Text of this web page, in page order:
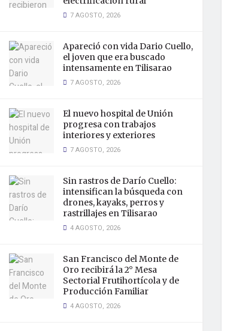
7 AGOSTO, 2026
Apareció con vida Dario Cuello,
el joven que era buscado
intensamente en Tilisarao
7 AGOSTO, 2026
El nuevo hospital de Unión
progresa con trabajos
interiores y exteriores
7 AGOSTO, 2026
Sin rastros de Darío Cuello:
intensifican la búsqueda con
drones, kayaks, perros y
rastrillajes en Tilisarao
4 AGOSTO, 2026
San Francisco del Monte de
Oro recibirá la 2° Mesa
Sectorial Frutihortícola y de
Producción Familiar
4 AGOSTO, 2026